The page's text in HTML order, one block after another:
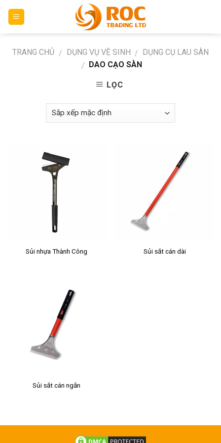
TRANG CHỦ / DỤNG VỤ VỆ SINH / DỤNG CỤ LAU SÀN
/ DAO CẠO SÀN
LỌC
Sủi nhựa Thành Công Sủi sắt cán dài
Sủi sắt cán ngắn